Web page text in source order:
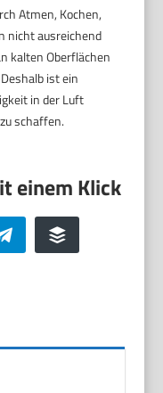
Atmen, Kochen,
nicht ausreichend
kalten Oberflächen
ist ein
in der Luft
schaffen.
Telegram Buffer